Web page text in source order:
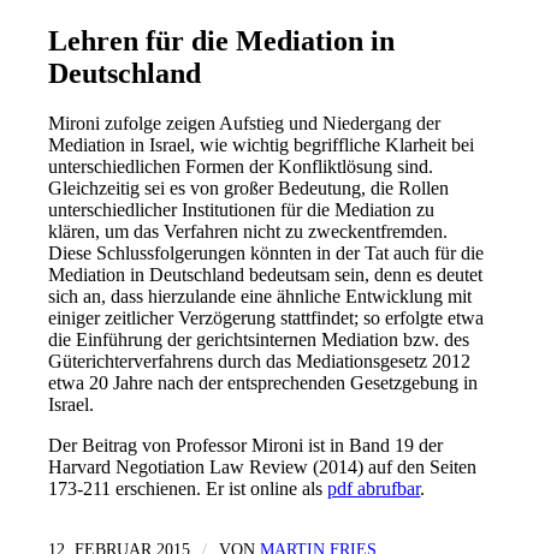
Lehren für die Mediation in
Deutschland
Mironi zufolge zeigen Aufstieg und Niedergang der
Mediation in Israel, wie wichtig begriffliche Klarheit bei
unterschiedlichen Formen der Konfliktlösung sind.
Gleichzeitig sei es von großer Bedeutung, die Rollen
unterschiedlicher Institutionen für die Mediation zu
klären, um das Verfahren nicht zu zweckentfremden.
Diese Schlussfolgerungen könnten in der Tat auch für die
Mediation in Deutschland bedeutsam sein, denn es deutet
sich an, dass hierzulande eine ähnliche Entwicklung mit
einiger zeitlicher Verzögerung stattfindet; so erfolgte etwa
die Einführung der gerichtsinternen Mediation bzw. des
Güterichterverfahrens durch das Mediationsgesetz 2012
etwa 20 Jahre nach der entsprechenden Gesetzgebung in
Israel.
Der Beitrag von Professor Mironi ist in Band 19 der
Harvard Negotiation Law Review (2014) auf den Seiten
173-211 erschienen. Er ist online alspdf abrufbar.
12. FEBRUAR 2015 / VONMARTIN FRIES